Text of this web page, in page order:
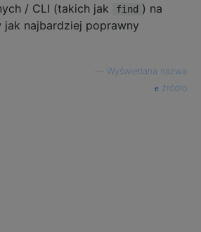
/ CLI (takich jak
find ) na
najbardziej poprawny
Wyświetlana nazwa
źródło